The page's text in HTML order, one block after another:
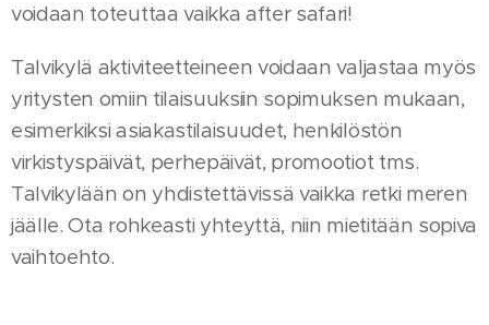
voidaan toteuttaa vaikka after safari!
Talvikylä aktiviteetteineen voidaan valjastaa myös
yritysten omiin tilaisuuksiin sopimuksen mukaan,
esimerkiksi asiakastilaisuudet, henkilöstön
virkistyspäivät, perhepäivät, promootiot tms.
Talvikylään on yhdistettävissä vaikka retki meren
jäälle. Ota rohkeasti yhteyttä, niin mietitään sopiva
vaihtoehto.